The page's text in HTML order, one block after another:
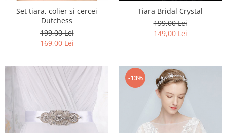
Set tiara, colier si cercei
Dutchess
199,00 Lei
169,00 Lei
Tiara Bridal Crystal
199,00 Lei
149,00 Lei
-13%